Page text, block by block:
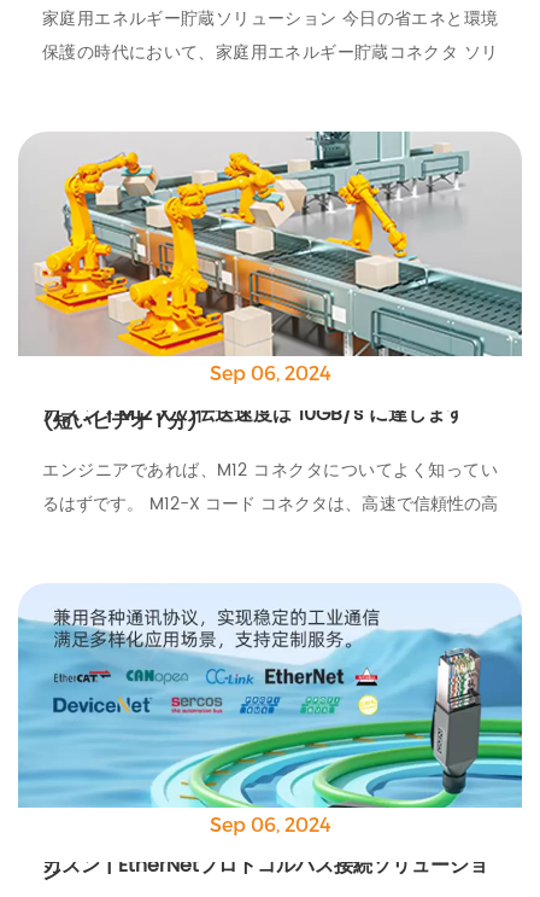
家庭用エネルギー貯蔵ソリューション 今日の省エネと環境
保護の時代において、家庭用エネルギー貯蔵コネクタ ソリ
Sep 06, 2024
カズン | M12 X の伝送速度は 10GB/s に達します
(短いビデオ 1 分)
エンジニアであれば、M12 コネクタについてよく知ってい
るはずです。 M12-X コード コネクタは、高速で信頼性の高
タです。
Sep 06, 2024
カズン | EtherNetプロトコルバス接続ソリューショ
ン